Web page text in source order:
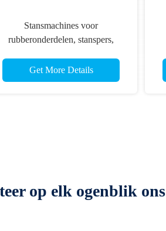
Stansmachines voor
rubberonderdelen, stanspers,
Get More Details
op elk ogenblik ons